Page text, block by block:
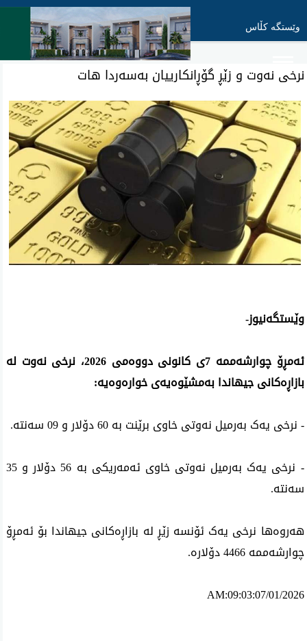
وێستگە کڵاس
نرخی نه‌وت و زێڕ گۆڕانكارییان به‌سه‌ردا هات
وێستگەنیوز-
ئەمڕۆ چوارشەممە 7ى کانونی دووەمی 2026، نرخی نەوت لە
بازاڕەکانی جیهاندا بەمشێوەیەی خوارەوەیە:
- نرخی یەک بەرمیل نەوتی خاوی برێنت بە 60 دۆلار و 09 سەنتە.
- نرخی یەک بەرمیل نەوتی خاوی ئەمەریکی بە 56 دۆلار و 35
سەنتە.
هەروەها نرخی یەک ئۆنسە زێڕ لە بازاڕەکانی جیهاندا بۆ ئەمڕۆ
چوارشەممە 4466 دۆلارە.
AM:09:03:07/01/2026